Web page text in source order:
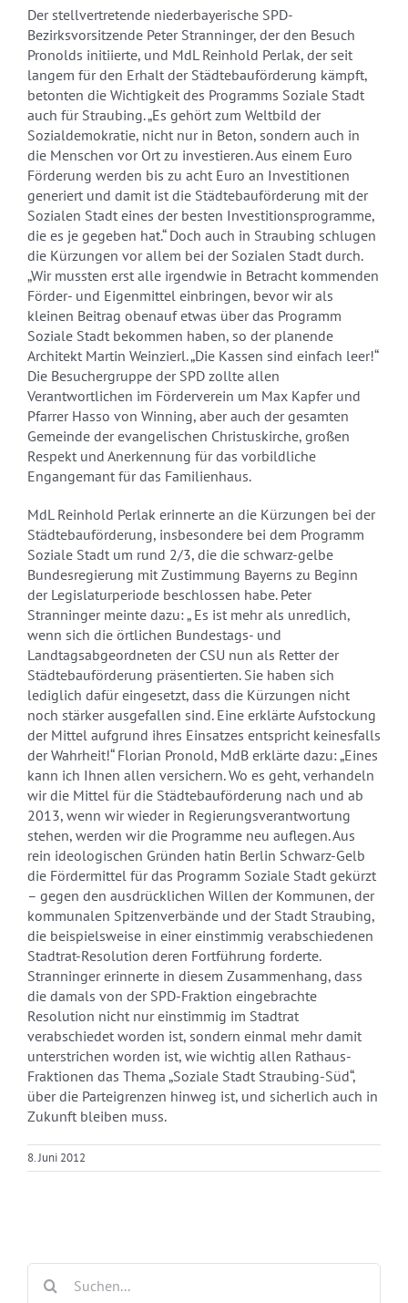
Der stellvertretende niederbayerische SPD-
Bezirksvorsitzende Peter Stranninger, der den Besuch
Pronolds initiierte, und MdL Reinhold Perlak, der seit
langem für den Erhalt der Städtebauförderung kämpft,
betonten die Wichtigkeit des Programms Soziale Stadt
auch für Straubing. „Es gehört zum Weltbild der
Sozialdemokratie, nicht nur in Beton, sondern auch in
die Menschen vor Ort zu investieren. Aus einem Euro
Förderung werden bis zu acht Euro an Investitionen
generiert und damit ist die Städtebauförderung mit der
Sozialen Stadt eines der besten Investitionsprogramme,
die es je gegeben hat.“ Doch auch in Straubing schlugen
die Kürzungen vor allem bei der Sozialen Stadt durch.
„Wir mussten erst alle irgendwie in Betracht kommenden
Förder- und Eigenmittel einbringen, bevor wir als
kleinen Beitrag obenauf etwas über das Programm
Soziale Stadt bekommen haben, so der planende
Architekt Martin Weinzierl. „Die Kassen sind einfach leer!“
Die Besuchergruppe der SPD zollte allen
Verantwortlichen im Förderverein um Max Kapfer und
Pfarrer Hasso von Winning, aber auch der gesamten
Gemeinde der evangelischen Christuskirche, großen
Respekt und Anerkennung für das vorbildliche
Engangemant für das Familienhaus.
MdL Reinhold Perlak erinnerte an die Kürzungen bei der
Städtebauförderung, insbesondere bei dem Programm
Soziale Stadt um rund 2/3, die die schwarz-gelbe
Bundesregierung mit Zustimmung Bayerns zu Beginn
der Legislaturperiode beschlossen habe. Peter
Stranninger meinte dazu: „ Es ist mehr als unredlich,
wenn sich die örtlichen Bundestags- und
Landtagsabgeordneten der CSU nun als Retter der
Städtebauförderung präsentierten. Sie haben sich
lediglich dafür eingesetzt, dass die Kürzungen nicht
noch stärker ausgefallen sind. Eine erklärte Aufstockung
der Mittel aufgrund ihres Einsatzes entspricht keinesfalls
der Wahrheit!“ Florian Pronold, MdB erklärte dazu: „Eines
kann ich Ihnen allen versichern. Wo es geht, verhandeln
wir die Mittel für die Städtebauförderung nach und ab
2013, wenn wir wieder in Regierungsverantwortung
stehen, werden wir die Programme neu auflegen. Aus
rein ideologischen Gründen hatin Berlin Schwarz-Gelb
die Fördermittel für das Programm Soziale Stadt gekürzt
– gegen den ausdrücklichen Willen der Kommunen, der
kommunalen Spitzenverbände und der Stadt Straubing,
die beispielsweise in einer einstimmig verabschiedenen
Stadtrat-Resolution deren Fortführung forderte.
Stranninger erinnerte in diesem Zusammenhang, dass
die damals von der SPD-Fraktion eingebrachte
Resolution nicht nur einstimmig im Stadtrat
verabschiedet worden ist, sondern einmal mehr damit
unterstrichen worden ist, wie wichtig allen Rathaus-
Fraktionen das Thema „Soziale Stadt Straubing-Süd“,
über die Parteigrenzen hinweg ist, und sicherlich auch in
Zukunft bleiben muss.
8. Juni 2012
nach: